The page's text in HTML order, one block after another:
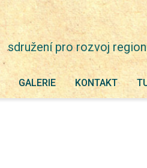
sdružení pro rozvoj
GALERIE KONTAKT